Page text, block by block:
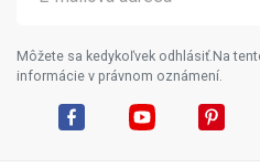
Môžete sa kedykoľvek odhlásiť.Na
informácie v právnom oznámení.